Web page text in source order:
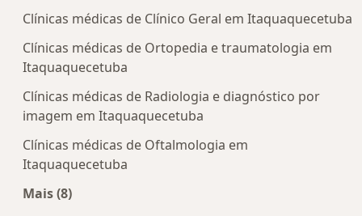
Clínicas médicas de Clínico Geral em Itaquaquecetuba
Clínicas médicas de Ortopedia e traumatologia em
Itaquaquecetuba
Clínicas médicas de Radiologia e diagnóstico por
imagem em Itaquaquecetuba
Clínicas médicas de Oftalmologia em
Itaquaquecetuba
Mais (8)